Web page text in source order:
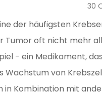
30
der häufigsten
Tumor oft nicht mehr
- ein Medikament,
Wachstum von
in Kombination mit